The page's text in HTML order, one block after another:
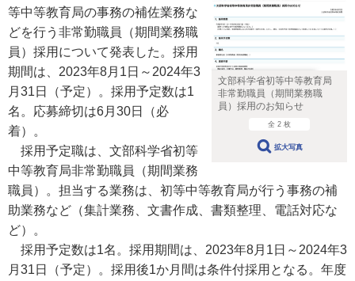
文部科学省初等中等教育局
非常勤職員（期間業務職
員）採用のお知らせ
全 2 枚
拡大写真
等中等教育局の事務の補佐業務な
どを行う非常勤職員（期間業務職
員）採用について発表した。採用
期間は、2023年8月1日～2024年3
月31日（予定）。採用予定数は1
名。応募締切は6月30日（必
着）。
採用予定職は、文部科学省初等
中等教育局非常勤職員（期間業務
職員）。担当する業務は、初等中等教育局が行う事務の補
助業務など（集計業務、文書作成、書類整理、電話対応な
ど）。
採用予定数は1名。採用期間は、2023年8月1日～2024年3
月31日（予定）。採用後1か月間は条件付採用となる。年度